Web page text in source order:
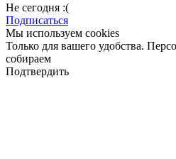
Не сегодня :(
Подписаться
Мы используем cookies
Только для вашего удобства.
собираем
Подтвердить